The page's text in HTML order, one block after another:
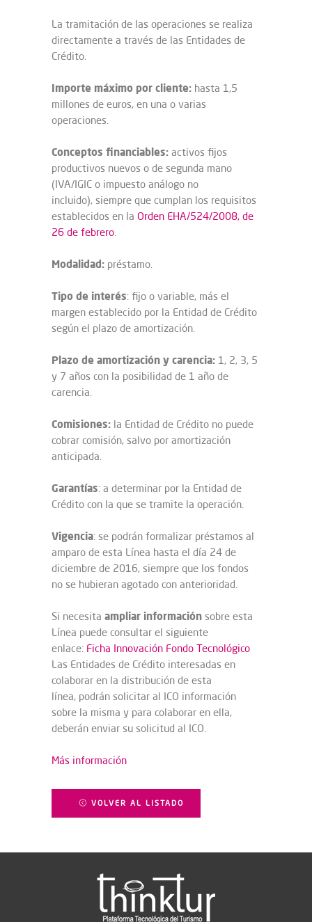
La tramitación de las operaciones se realiza
directamente a través de las Entidades de
Crédito.
Importe máximo por cliente: hasta 1,5
millones de euros, en una o varias
operaciones.
Conceptos financiables: activos fijos
productivos nuevos o de segunda mano
(IVA/IGIC o impuesto análogo no
incluido), siempre que cumplan los requisitos
establecidos en la Orden EHA/524/2008, de
26 de febrero.
Modalidad: préstamo.
Tipo de interés: fijo o variable, más el
margen establecido por la Entidad de Crédito
según el plazo de amortización.
Plazo de amortización y carencia: 1, 2, 3, 5
y 7 años con la posibilidad de 1 año de
carencia.
Comisiones: la Entidad de Crédito no puede
cobrar comisión, salvo por amortización
anticipada.
Garantías: a determinar por la Entidad de
Crédito con la que se tramite la operación.
Vigencia: se podrán formalizar préstamos al
amparo de esta Línea hasta el día 24 de
diciembre de 2016, siempre que los fondos
no se hubieran agotado con anterioridad.
Si necesita ampliar información sobre esta
Línea puede consultar el siguiente
enlace: Ficha Innovación Fondo Tecnológico
Las Entidades de Crédito interesadas en
colaborar en la distribución de esta
línea, podrán solicitar al ICO información
sobre la misma y para colaborar en ella,
deberán enviar su solicitud al ICO.
Más información
VOLVER AL LISTADO